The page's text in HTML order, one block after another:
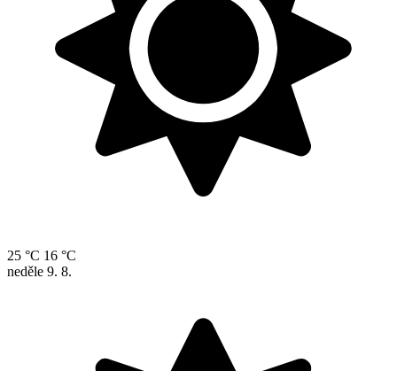
25 °C 16 °C
neděle 9. 8.